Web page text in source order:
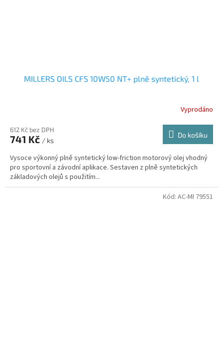
MILLERS OILS CFS 10W50 NT+ plně syntetický, 1 l
Vyprodáno
612 Kč bez DPH
741 Kč / ks
Do košíku
Vysoce výkonný plně syntetický low-friction motorový olej vhodný
pro sportovní a závodní aplikace. Sestaven z plně syntetických
základových olejů s použitím...
Kód: AC-MI 79551